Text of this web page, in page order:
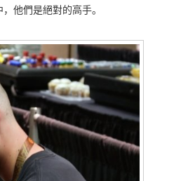
他們是絕對的高手。